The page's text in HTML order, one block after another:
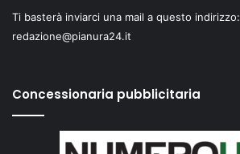
Ti basterà inviarci una mail a questo indirizzo:
redazione@pianura24.it
Concessionaria pubblicitaria